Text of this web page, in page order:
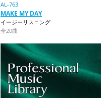
AL-763
MAKE MY DAY
イージーリスニング
全20曲